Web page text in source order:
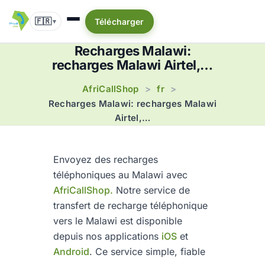
🇫🇷▾ Télécharger
Recharges Malawi:
recharges Malawi Airtel,…
AfriCallShop > fr >
Recharges Malawi: recharges Malawi
Airtel,…
Envoyez des recharges
téléphoniques au Malawi avec
AfriCallShop. Notre service de
transfert de recharge téléphonique
vers le Malawi est disponible
depuis nos applications iOS et
Android. Ce service simple, fiable